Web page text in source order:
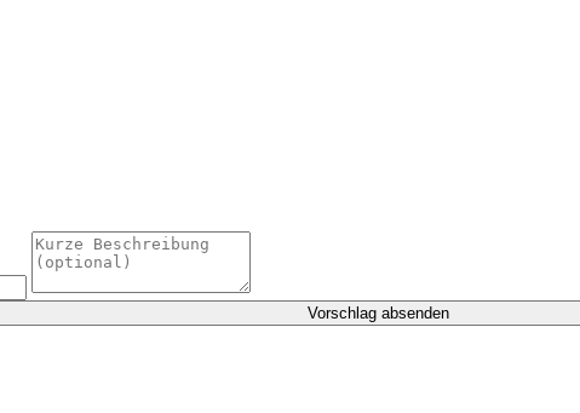
Vorschlag absenden